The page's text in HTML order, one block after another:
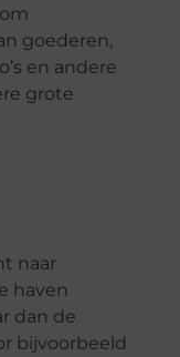
goederen,
en andere
grote
naar
haven
dan de
bijvoorbeeld